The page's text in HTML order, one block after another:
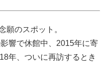
願のスポット。
響で休館中、2015年に寄
年、ついに再訪するとき